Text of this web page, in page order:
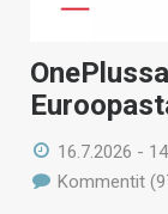
16.7.2026 -
Kommentit